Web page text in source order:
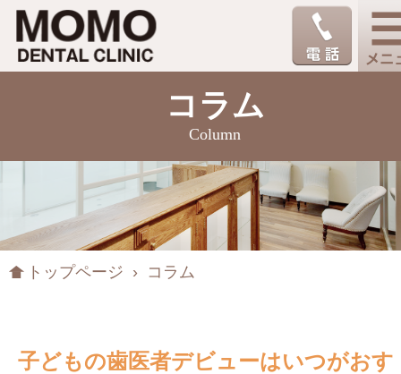
コラム
Column
トップページ › コラム
子どもの歯医者デビューはいつがおす